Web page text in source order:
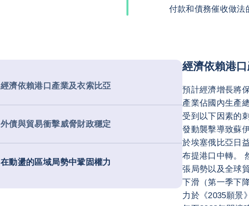
付款和債務催收做法
經濟依賴港口產業及衣索比亞
外債與貿易衝擊威脅財政穩定
在動盪的區域局勢中鞏固權力
經濟依賴港
預計經濟增長將
產業佔國內生產
受到以下因素的
發動襲擊導致蘇
於埃塞俄比亞日
布提港口中轉。
張局勢以及全球
下滑（第一季下
力於《2035願景